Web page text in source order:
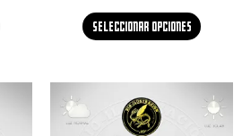
Seleccionar opciones